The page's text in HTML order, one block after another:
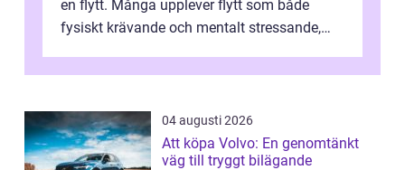
en flytt. Många upplever flytt som både
fysiskt krävande och mentalt stressande,
04 augusti 2026
Att köpa Volvo: En genomtänkt
väg till tryggt bilägande